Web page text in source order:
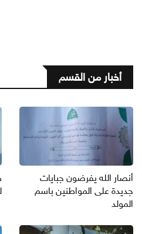
أخبار من القسم
أنصار الله يفرضون جبايات
جديدة على المواطنين باسم
المولد